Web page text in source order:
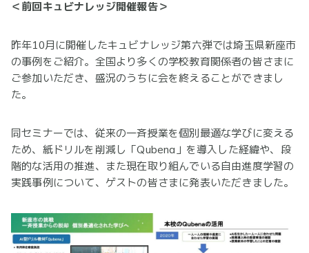
＜前回キュビナレッジ開催報告＞
昨年10月に開催したキュビナレッジ第六弾では埼玉県新座市
の事例をご紹介。全国より多くの学校教育関係者の皆さまに
ご参加いただき、盛況のうちに会を終えることができまし
た。
同セミナーでは、従来の一斉授業を個別最適な学びに変える
ため、紙ドリルを削減し「Qubena」を導入した経緯や、段
階的な活用の推進、また現在取り組んでいる自由進度学習の
実践事例について、ゲストの皆さまに発表いただきました。